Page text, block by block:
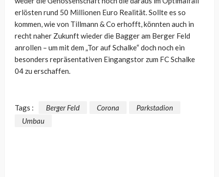
erlösten rund 50 Millionen Euro Realität. Sollte es so
kommen, wie von Tillmann & Co erhofft, könnten auch in
recht naher Zukunft wieder die Bagger am Berger Feld
anrollen – um mit dem „Tor auf Schalke“ doch noch ein
besonders repräsentativen Eingangstor zum FC Schalke
04 zu erschaffen.
Tags : Berger Feld Corona
Parkstadion
Umbau